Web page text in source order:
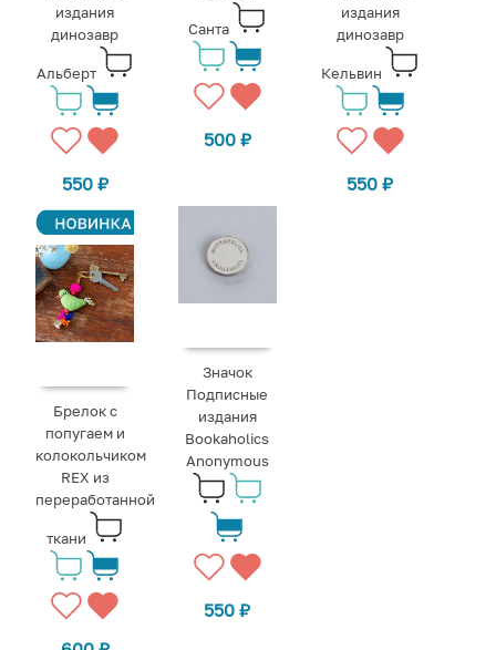
издания
динозавр
Альберт
550 ₽
Санта
500 ₽
издания
динозавр
Кельвин
550₽
Брелок с
попугаем и
колокольчиком
REX из
переработанной
ткани
Значок
Подписные
издания
Bookaholics
Anonymous
550₽